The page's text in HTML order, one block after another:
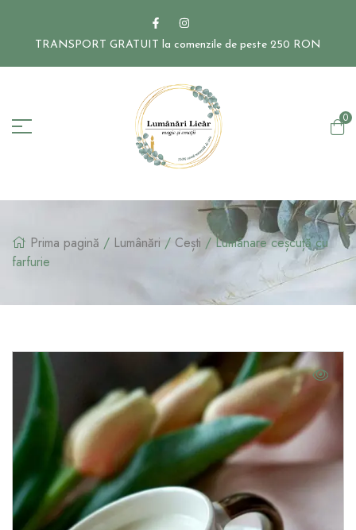
TRANSPORT GRATUIT la comenzile de peste 250 RON
0
Prima pagină / Lumânări / Cești / Lumânare ceșcuță cu
farfurie